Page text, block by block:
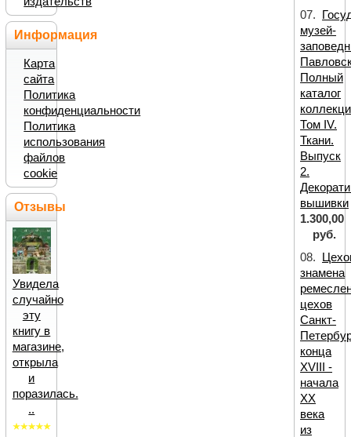
Информация
Карта
сайта
Политика
конфиденциальности
Политика
использования
файлов
cookie
Отзывы
Увидела
случайно
эту
книгу в
магазине,
открыла
и
поразилась.
..
07.
музей-
Полный
каталог
Том IV.
Ткани.
Выпуск
2.
вышивки
1.300,00
руб.
08.
знамена
цехов
Санкт-
конца
XVIII -
начала
XX
века
из